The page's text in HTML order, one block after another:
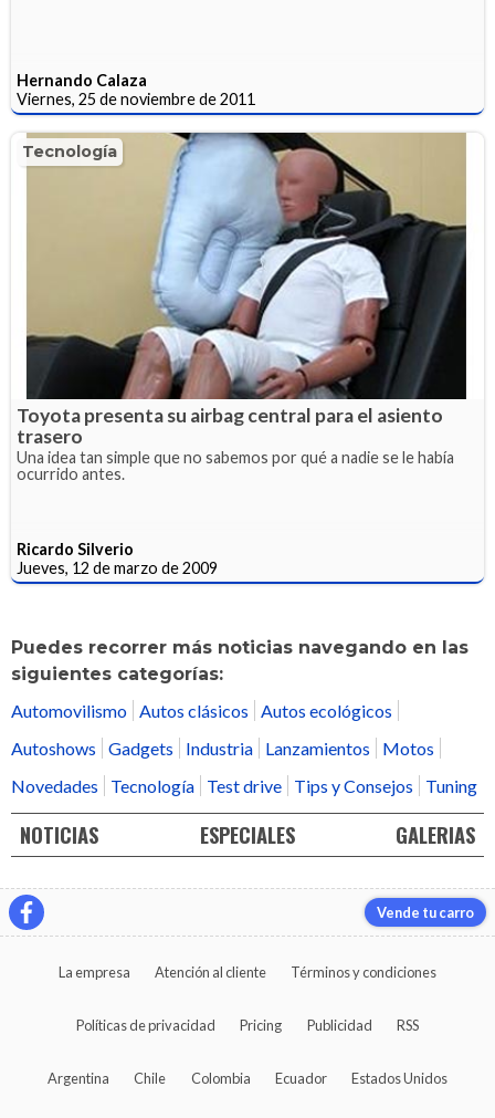
Hernando Calaza
Viernes, 25 de noviembre de 2011
Tecnología
Toyota presenta su airbag central para el asiento
trasero
Una idea tan simple que no sabemos por qué a nadie se le había
ocurrido antes.
Ricardo Silverio
Jueves, 12 de marzo de 2009
Puedes recorrer más noticias navegando en las
siguientes categorías:
Automovilismo
Autos clásicos
Autos ecológicos
Autoshows
Gadgets Industria Lanzamientos
Motos
Novedades
Tecnología Test drive Tips y Consejos Tuning
NOTICIAS ESPECIALES GALERIAS
Vende tu carro
La empresa Atención al cliente Términos y condiciones
Políticas de privacidad Pricing Publicidad RSS
Argentina Chile Colombia Ecuador Estados Unidos